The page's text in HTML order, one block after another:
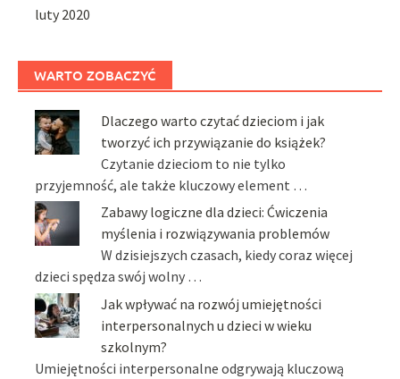
luty 2020
WARTO ZOBACZYĆ
Dlaczego warto czytać dzieciom i jak
tworzyć ich przywiązanie do książek?
Czytanie dzieciom to nie tylko
przyjemność, ale także kluczowy element …
Zabawy logiczne dla dzieci: Ćwiczenia
myślenia i rozwiązywania problemów
W dzisiejszych czasach, kiedy coraz więcej
dzieci spędza swój wolny …
Jak wpływać na rozwój umiejętności
interpersonalnych u dzieci w wieku
szkolnym?
Umiejętności interpersonalne odgrywają kluczową